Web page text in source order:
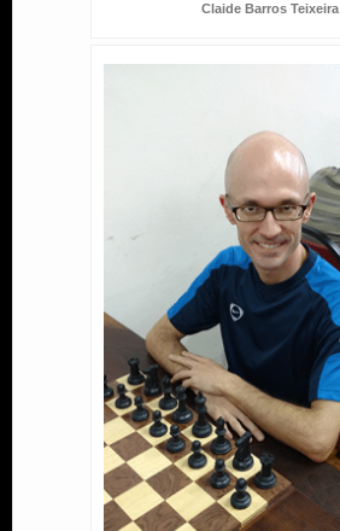
Claide Barros Teixeira